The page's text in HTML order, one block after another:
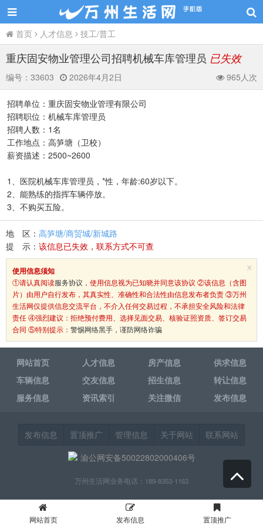
首页 人才信息 技工/普工
重庆固安物业管理公司招聘机械车库管理员 已失效
编号： 33603 2026年4月2日 965人次
招聘单位：重庆固安物业管理有限公司
招聘职位：机械车库管理员
招聘人数：1名
工作地点：高笋塘（卫校）
薪资描述：2500~2600
1、医院机械车库管理员，*性，年龄:60岁以下。
2、能熟练的指挥车辆停放。
3、不购买五险。
地 区： 高笋塘/商贸城/新城路
提 示： 该信息已失效，联系方式不可查
×
使用信息须知
①请认真阅读服务协议 ，使用信息视为已知晓并同意该协议 ②该信息（含图
片）由用户自行发布，其真实性、准确性和合法性由信息发布者负责 ③万州
生活网仅提供信息交流平台，不介入任何交易过程，不承担安全风险和法律
责任 ④强烈建议：拒绝预付费用、选择见面交易、核验证照资质、签订交易
合同 ⑤特别提示： 警惕网络黑手，谨防网络诈骗
网站首页 人才信息 房产信息
供求信息
车辆信息
交友信息 招生信息
转让信息
服务信息
资讯索引 关注微信 发布信息
发布信息 置顶推广 管理信息 关于网站
联系网站
渝公网安备50022802000406号
万州生活网业务电话：189-8353-1163
网站首页 发布信息 置顶推广